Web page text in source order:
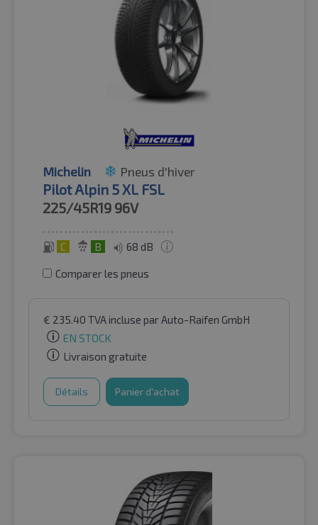
Michelin Pneus d'hiver
Pilot Alpin 5 XL FSL
225/45R19 96V
C B 68 dB
Comparer les pneus
€ 235.40 TVA incluse par Auto-Raifen GmbH
EN STOCK
Livraison gratuite
Détails Panier d'achat